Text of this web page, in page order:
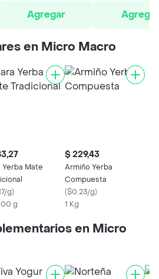
Agregar
Agregar
en Micro Macro
Yerba Mate
g)
g
$ 229,43
Armiño Yerba
Compuesta
($0.23/g)
1 Kg
en Micro